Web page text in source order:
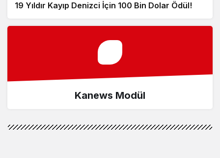
19 Yıldır Kayıp Denizci İçin 100 Bin Dolar Ödül!
Kanews Modül